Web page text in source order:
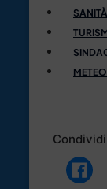
SANITÀ
METEO
Condividi